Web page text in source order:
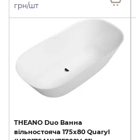
грн/шт
THEANO Duo Ванна
вільностояча 175x80 Quaryl